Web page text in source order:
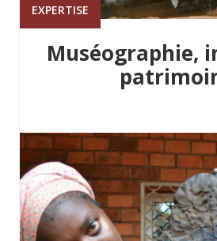
EXPERTISE
Muséographie,